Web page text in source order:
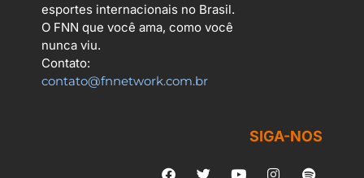
esportes internacionais no Brasil.
O FNN que você ama, como você
nunca viu.
Contato:
contato@fnnetwork.com.br
SIGA-NOS